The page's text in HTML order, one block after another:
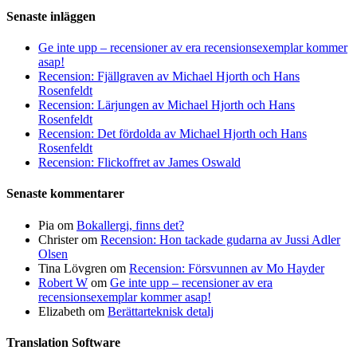
Senaste inläggen
Ge inte upp – recensioner av era recensionsexemplar kommer
asap!
Recension: Fjällgraven av Michael Hjorth och Hans
Rosenfeldt
Recension: Lärjungen av Michael Hjorth och Hans
Rosenfeldt
Recension: Det fördolda av Michael Hjorth och Hans
Rosenfeldt
Recension: Flickoffret av James Oswald
Senaste kommentarer
Pia om Bokallergi, finns det?
Christerom Recension: Hon tackade gudarna av Jussi Adler
Olsen
Tina Lövgren om Recension: Försvunnen av Mo Hayder
Robert W om Ge inte upp – recensioner av era
recensionsexemplar kommer asap!
Elizabeth om Berättarteknisk detalj
Translation Software